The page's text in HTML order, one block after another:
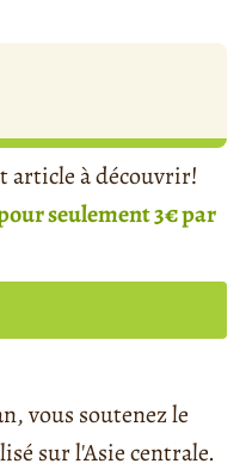
article à découvrir!
seulement 3€ par
vous soutenez le
sur l'Asie centrale.